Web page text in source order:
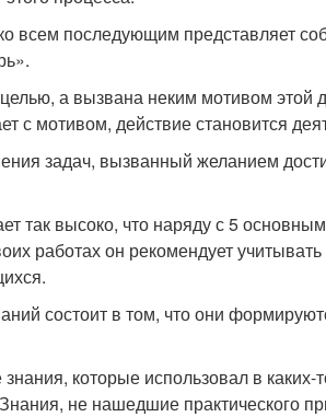
всем последующим представляет
а вызвана неким мотивом этой
с мотивом, действие становится
задач, вызванный желанием
так высоко, что наряду с 5
работах он рекомендует
состоит в том, что они
которые использовал в
не нашедшие практического